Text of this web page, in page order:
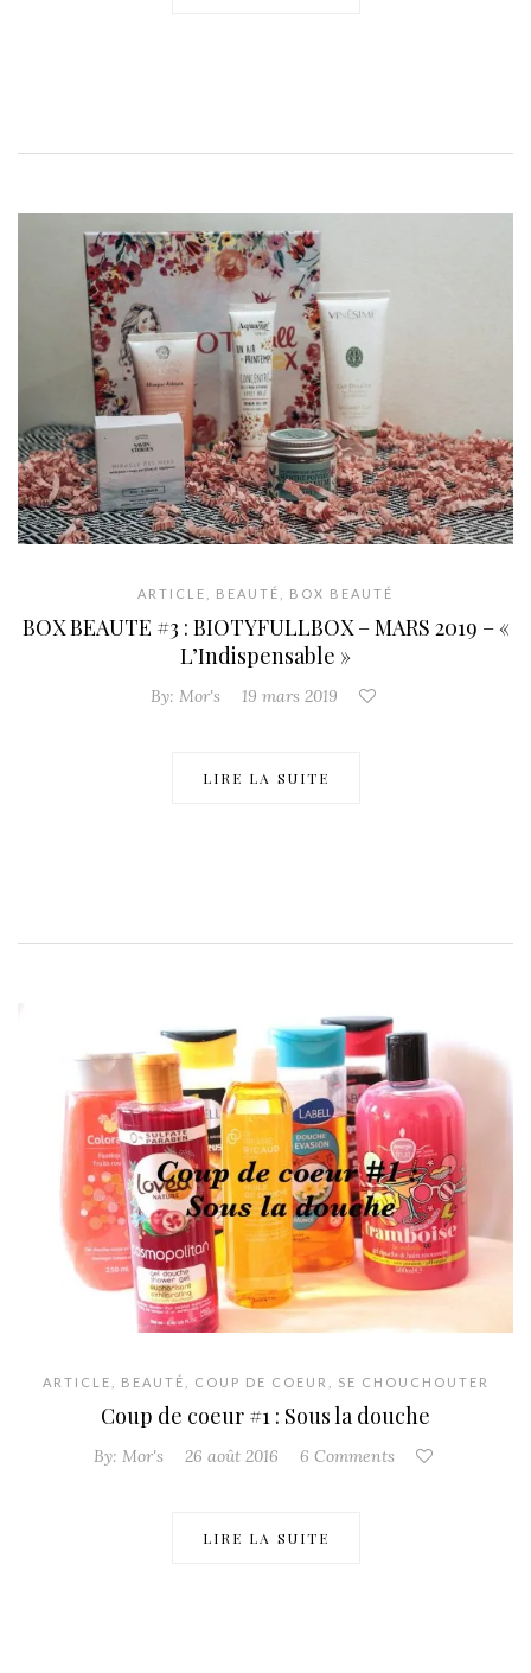
ARTICLE BEAUTÉ BOX BEAUTÉ
BOX BEAUTE #3 : BIOTYFULLBOX – MARS 2019 – «
L’Indispensable »
By: Mor's 19 mars 2019
LIRE LA SUITE
ARTICLE BEAUTÉ COUP DE COEUR SE CHOUCHOUTER
Coup de coeur #1 : Sous la douche
By: Mor's 26 août 2016 6 Comments
LIRE LA SUITE